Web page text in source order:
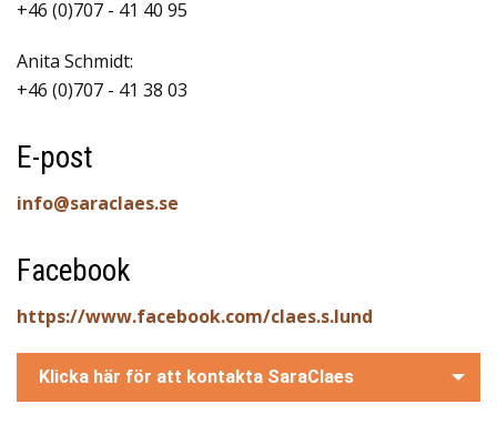
+46 (0)707 - 41 40 95
Anita Schmidt:
+46 (0)707 - 41 38 03
E-post
info@saraclaes.se
Facebook
https://www.facebook.com/claes.s.lund
Klicka här för att kontakta SaraClaes